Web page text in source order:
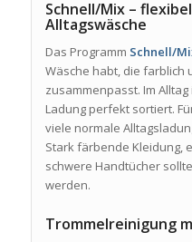
Schnell/Mix –
Alltagswäsche
Das Programm Schnell/
Wäsche habt, die farblich
zusammenpasst. Im
Ladung perfekt sortiert.
viele normale
Stark färbende Kleidung,
schwere Handtücher
werden.
Trommelreinigung